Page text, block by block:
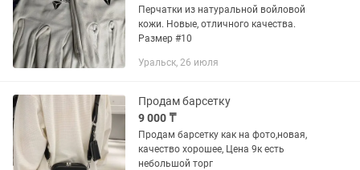
Перчатки из натуральной войловой
кожи. Новые, отличного качества.
Размер #10
Уральск, 26 июля
Продам барсетку
9 000 ₸
Продам барсетку как на фото,новая,
качество хорошее, Цена 9к есть
небольшой торг